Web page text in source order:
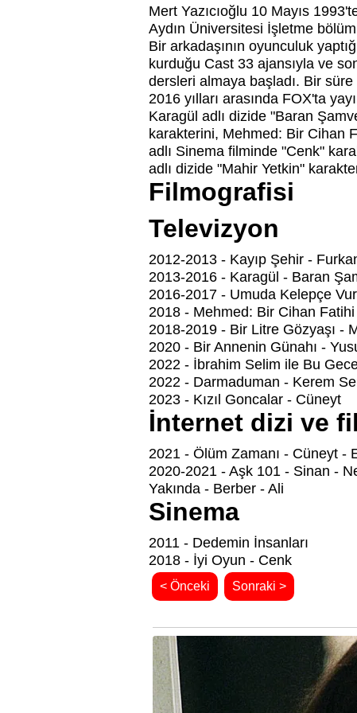
Mert Yazıcıoğlu 10 Mayıs
Aydın Üniversitesi İşletme
Bir arkadaşının oyunculuk
kurduğu Cast 33 ajansıyla ve
dersleri almaya başladı. Bir
2016 yılları arasında FOX'ta
Karagül adlı dizide "Baran
karakterini, Mehmed: Bir Cihan
adlı Sinema filminde "Cenk"
adlı dizide "Mahir Yetkin"
Filmografisi
Televizyon
2012-2013 - Kayıp Şehir -
2013-2016 - Karagül - Baran
2016-2017 - Umuda Kelepçe
2018 - Mehmed: Bir Cihan
2018-2019 - Bir Litre Gözyaşı -
2020 - Bir Annenin Günahı -
2022 - İbrahim Selim ile Bu
2022 - Darmaduman - Kerem
2023 - Kızıl Goncalar - Cüneyt
İnternet dizi ve
2021 - Ölüm Zamanı - Cüneyt -
2020-2021 - Aşk 101 - Sinan -
Yakında - Berber - Ali
Sinema
2011 - Dedemin İnsanları
2018 - İyi Oyun - Cenk
< Önceki Sonraki >